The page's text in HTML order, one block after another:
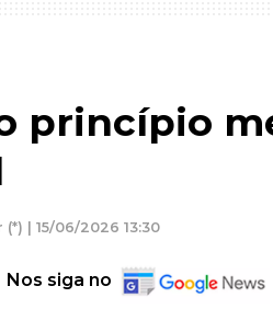
princípio
| 15/06/2026 13:30
Nos siga no